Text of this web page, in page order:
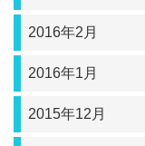
2016年2月
2016年1月
2015年12月